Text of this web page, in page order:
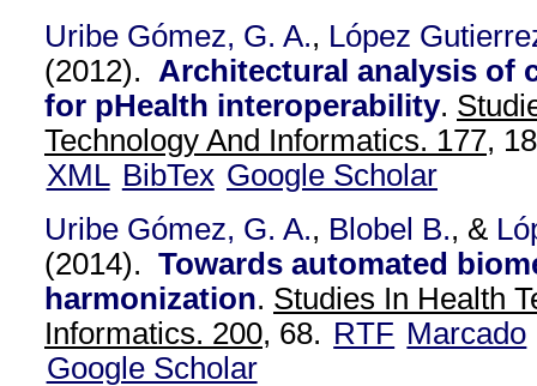
Uribe Gómez, G. A., López
(2012). Architectural analysis of
for pHealth interoperability.
Technology And Informatics. 177,
XML BibTex Google Scholar
Uribe Gómez, G. A., Blobel B., &
(2014). Towards automated
harmonization. Studies In Health
Informatics. 200, 68. RTF Marcado
Google Scholar